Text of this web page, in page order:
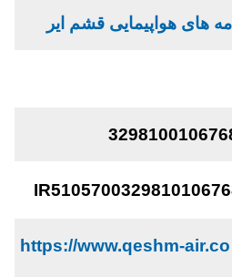
های هواپیمایی قشم ایر
https://www.qeshm-air.co